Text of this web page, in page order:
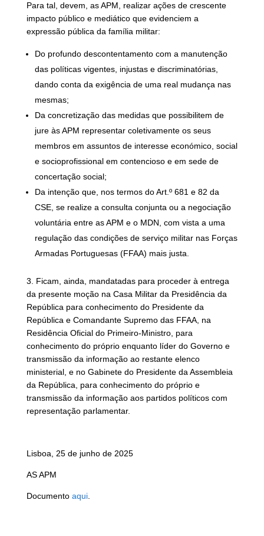
Para tal, devem, as APM, realizar ações de crescente
impacto público e mediático que evidenciem a
expressão pública da família militar:
Do profundo descontentamento com a manutenção
das políticas vigentes, injustas e discriminatórias,
dando conta da exigência de uma real mudança nas
mesmas;
Da concretização das medidas que possibilitem de
jure às APM representar coletivamente os seus
membros em assuntos de interesse económico, social
e socioprofissional em contencioso e em sede de
concertação social;
Da intenção que, nos termos do Art.º 681 e 82 da
CSE, se realize a consulta conjunta ou a negociação
voluntária entre as APM e o MDN, com vista a uma
regulação das condições de serviço militar nas Forças
Armadas Portuguesas (FFAA) mais justa.
3. Ficam, ainda, mandatadas para proceder à entrega
da presente moção na Casa Militar da Presidência da
República para conhecimento do Presidente da
República e Comandante Supremo das FFAA, na
Residência Oficial do Primeiro-Ministro, para
conhecimento do próprio enquanto líder do Governo e
transmissão da informação ao restante elenco
ministerial, e no Gabinete do Presidente da Assembleia
da República, para conhecimento do próprio e
transmissão da informação aos partidos políticos com
representação parlamentar.
Lisboa, 25 de junho de 2025
AS APM
Documento aqui.